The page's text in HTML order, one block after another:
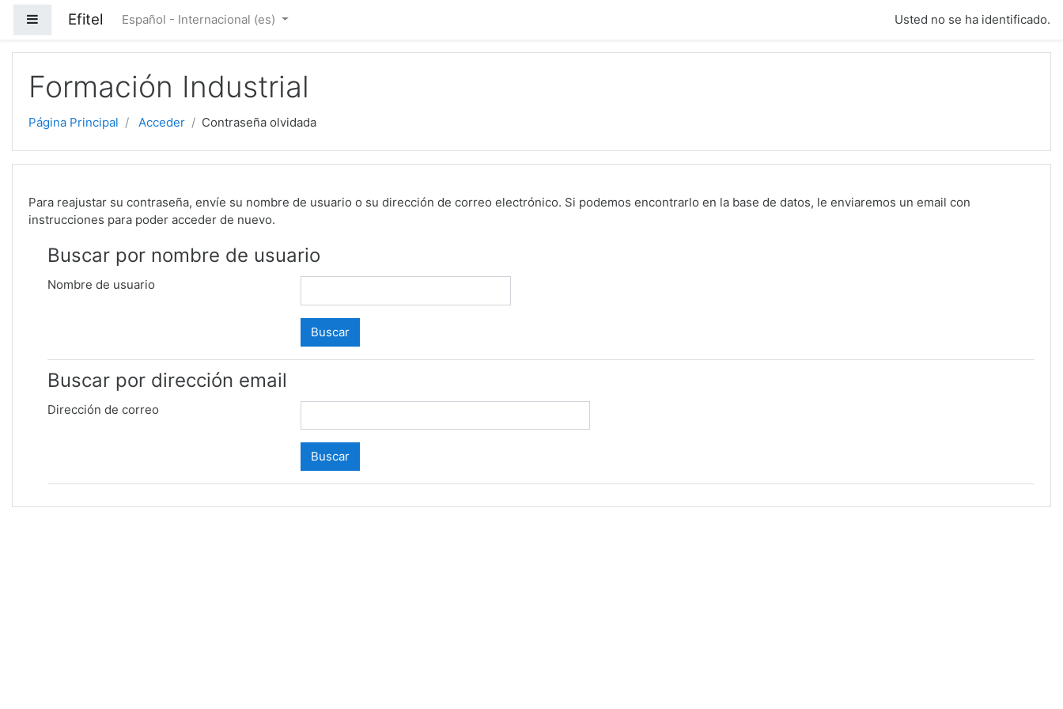
Panel lateral
Efitel Español - Internacional ‎(es)‎ Usted no se ha identificado.
Formación Industrial
Página Principal Acceder Contraseña olvidada
Para reajustar su contraseña, envíe su nombre de usuario o su dirección de correo electrónico. Si podemos encontrarlo en la base de datos, le enviaremos un email con
instrucciones para poder acceder de nuevo.
Buscar por nombre de usuario
Nombre de usuario
Buscar por dirección email
Dirección de correo